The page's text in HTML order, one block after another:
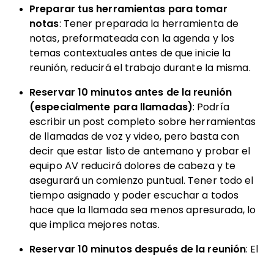
Preparar tus herramientas para tomar
notas: Tener preparada la herramienta de
notas, preformateada con la agenda y los
temas contextuales antes de que inicie la
reunión, reducirá el trabajo durante la misma.
Reservar 10 minutos antes de la reunión
(especialmente para llamadas): Podría
escribir un post completo sobre herramientas
de llamadas de voz y video, pero basta con
decir que estar listo de antemano y probar el
equipo AV reducirá dolores de cabeza y te
asegurará un comienzo puntual. Tener todo el
tiempo asignado y poder escuchar a todos
hace que la llamada sea menos apresurada, lo
que implica mejores notas.
Reservar 10 minutos después de la reunión: El